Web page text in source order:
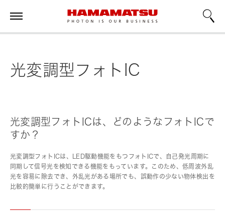
光変調型フォトIC
光変調型フォトICは、どのようなフォトICで
すか？
光変調型フォトICは、LED駆動機能をもつフォトICで、自己発光周期に
同期して信号光を検知できる機能をもっています。このため、低周波外乱
光を容易に除去でき、外乱光がある場所でも、誤動作の少ない物体検出を
比較的簡単に行うことができます。